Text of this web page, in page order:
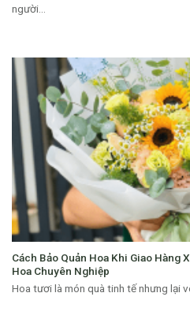
người...
Cách Bảo Quản Hoa Khi Giao Hàng
Hoa Chuyên Nghiệp
Hoa tươi là món quà tinh tế nhưng lại